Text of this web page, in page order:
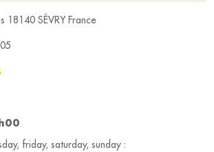
18140 SÉVRY France
friday, saturday, sunday :